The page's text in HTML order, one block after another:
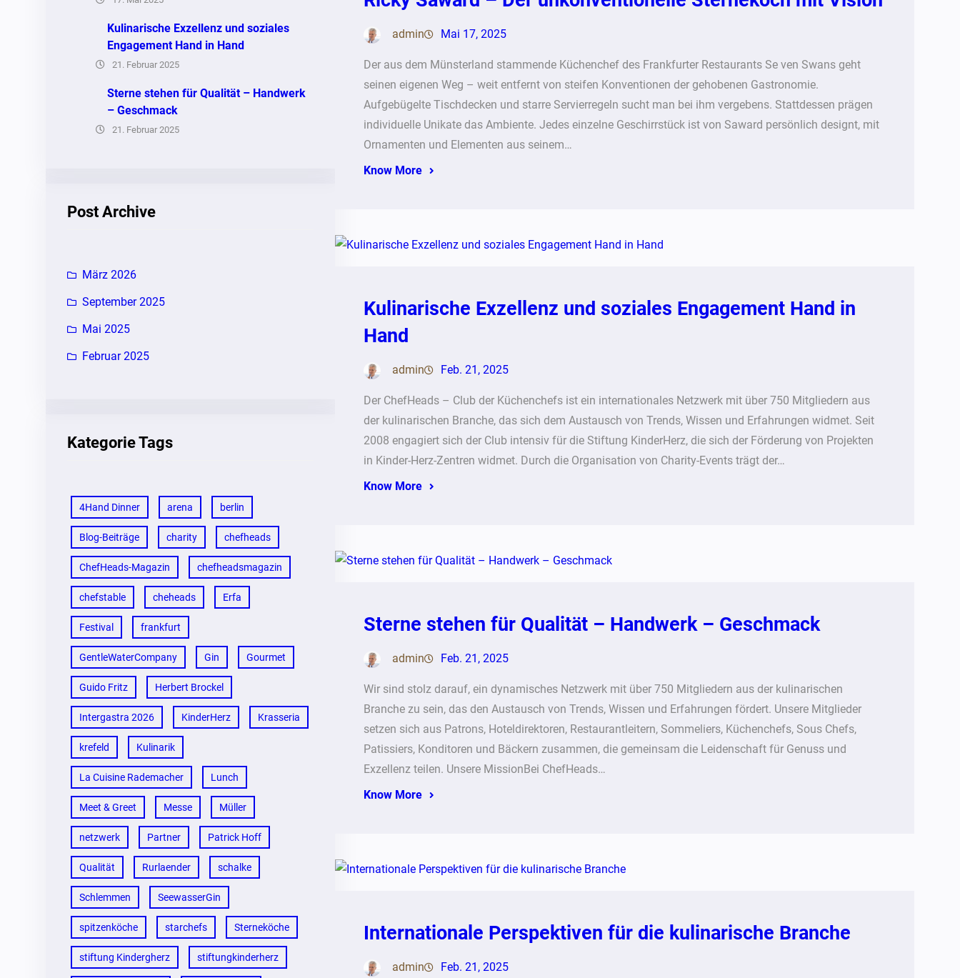
Kulinarische Exzellenz und soziales
Engagement Hand in Hand
21. Februar 2025
Sterne stehen für Qualität – Handwerk
– Geschmack
21. Februar 2025
Post Archive
März 2026
September 2025
Mai 2025
Februar 2025
Kategorie Tags
4Hand Dinner arena berlin
Blog-Beiträge charity chefheads
ChefHeads-Magazin chefheadsmagazin
chefstable cheheads Erfa
Festival frankfurt
GentleWaterCompany Gin Gourmet
Guido Fritz Herbert Brockel
Intergastra 2026 KinderHerz Krasseria
krefeld Kulinarik
La Cuisine Rademacher Lunch
Meet & Greet Messe Müller
netzwerk Partner Patrick Hoff
Qualität Rurlaender schalke
Schlemmen SeewasserGin
spitzenköche starchefs Sterneköche
stiftung Kindergherz stiftungkinderherz
admin Mai 17, 2025
Der aus dem Münsterland stammende Küchenchef des Frankfurter Restaurants Se ven Swans geht
seinen eigenen Weg – weit entfernt von steifen Konventionen der gehobenen Gastronomie.
Aufgebügelte Tischdecken und starre Servierregeln sucht man bei ihm vergebens. Stattdessen prägen
individuelle Unikate das Ambiente. Jedes einzelne Geschirrstück ist von Saward persönlich designt, mit
Ornamenten und Elementen aus seinem…
Know More
Kulinarische Exzellenz und soziales Engagement Hand in
Hand
admin Feb. 21, 2025
Der ChefHeads – Club der Küchenchefs ist ein internationales Netzwerk mit über 750 Mitgliedern aus
der kulinarischen Branche, das sich dem Austausch von Trends, Wissen und Erfahrungen widmet. Seit
2008 engagiert sich der Club intensiv für die Stiftung KinderHerz, die sich der Förderung von Projekten
in Kinder-Herz-Zentren widmet. Durch die Organisation von Charity-Events trägt der…
Know More
Sterne stehen für Qualität – Handwerk – Geschmack
admin Feb. 21, 2025
Wir sind stolz darauf, ein dynamisches Netzwerk mit über 750 Mitgliedern aus der kulinarischen
Branche zu sein, das den Austausch von Trends, Wissen und Erfahrungen fördert. Unsere Mitglieder
setzen sich aus Patrons, Hoteldirektoren, Restaurantleitern, Sommeliers, Küchenchefs, Sous Chefs,
Patissiers, Konditoren und Bäckern zusammen, die gemeinsam die Leidenschaft für Genuss und
Exzellenz teilen. Unsere MissionBei ChefHeads…
Know More
Internationale Perspektiven für die kulinarische Branche
admin Feb. 21, 2025